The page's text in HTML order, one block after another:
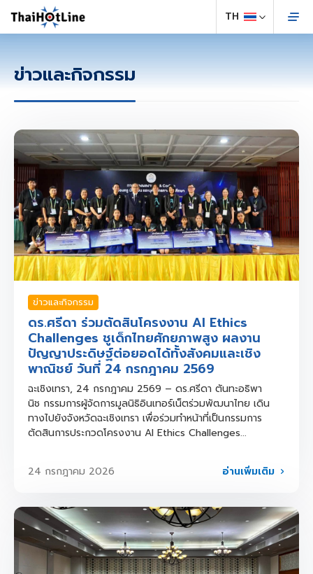
ข่าวและกิจกรรม
ข่าวและกิจกรรม
ดร.ศรีดา ร่วมตัดสินโครงงาน AI Ethics
Challenges ชูเด็กไทยศักยภาพสูง ผลงาน
ปัญญาประดิษฐ์ต่อยอดได้ทั้งสังคมและเชิง
พาณิชย์ วันที่ 24 กรกฎาคม 2569
ฉะเชิงเทรา, 24 กรกฎาคม 2569 – ดร.ศรีดา ตันทะอธิพา
นิช กรรมการผู้จัดการมูลนิธิอินเทอร์เน็ตร่วมพัฒนาไทย เดิน
ทางไปยังจังหวัดฉะเชิงเทรา เพื่อร่วมทำหน้าที่เป็นกรรมการ
ตัดสินการประกวดโครงงาน AI Ethics Challenges...
24 กรกฎาคม 2026 อ่านเพิ่มเติม